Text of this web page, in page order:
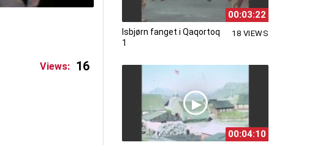
Views: 16
00:03:22
Isbjørn fanget i Qaqortoq
1
18 VIEWS
00:04:10